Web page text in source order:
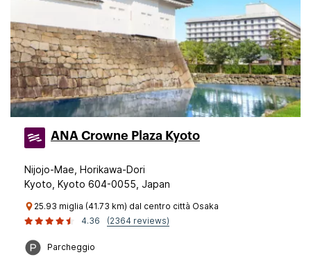
ANA Crowne Plaza Kyoto
Nijojo-Mae, Horikawa-Dori
Kyoto, Kyoto 604-0055, Japan
25.93 miglia (41.73 km) dal centro città Osaka
4.36
(2364 reviews)
Parcheggio